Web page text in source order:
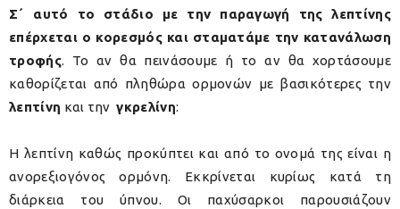
Σ΄ αυτό το στάδιο με την παραγωγή της λεπτίνης
επέρχεται ο κορεσμόςκαι σταματάμε την κατανάλωση
τροφής. Το αν θα πεινάσουμε ή το αν θα χορτάσουμε
καθορίζεται από πληθώρα ορμονών με βασικότερες την
λεπτίνη και τηνγκρελίνη:
Η λεπτίνη καθώς προκύπτει και από το ονομά της είναι η
ανορεξιογόνος ορμόνη. Εκκρίνεται κυρίως κατά τη
διάρκεια του ύπνου. Οι παχύσαρκοι παρουσιάζουν